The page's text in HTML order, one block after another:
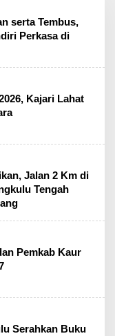
serta Tembus,
Perkasa di
Kajari Lahat
Jalan 2 Km di
Tengah
Pemkab Kaur
Serahkan Buku